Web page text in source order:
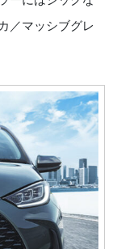
／マッシブグレ